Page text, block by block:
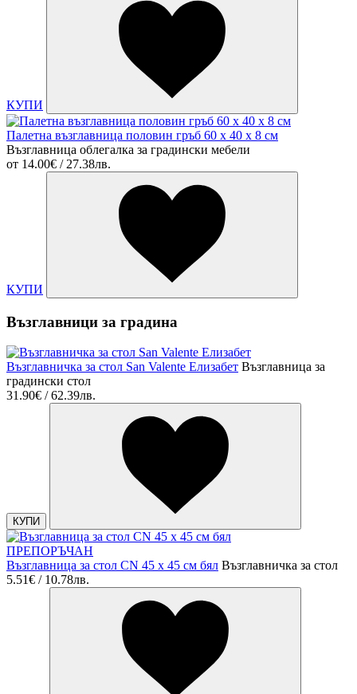
КУПИ
Палетна възглавница половин гръб 60 х 40 х 8 см
Възглавница облегалка за градински мебели
от 14.00€ / 27.38лв.
КУПИ
Възглавници за градина
Възглавничка за стол San Valente Елизабет Възглавница за
градински стол
31.90€ / 62.39лв.
КУПИ
ПРЕПОРЪЧАН
Възглавница за стол CN 45 x 45 см бял Възглавничка за стол
5.51€ / 10.78лв.